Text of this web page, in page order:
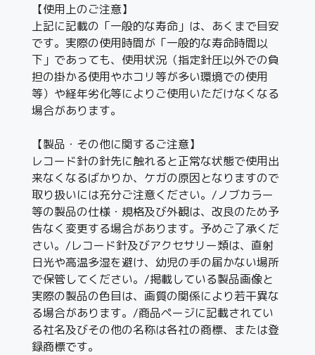
【使用上のご注意】
上記に記載の「一般的な寿命」は、あくまで目安
です。実際の使用時間が「一般的な寿命時間以
下」であっても、使用状況（指定針圧以外での負
担の掛かる使用やホコリ等が多い環境での使用
等）や経年劣化等によりご使用いただけなくなる
場合があります。
【製品・その他に関するご注意】
レコード針の針先に触れると正常な状態で使用出
来なくなるばかりか、ケガの原因となりますので
取り扱いには充分ご注意ください。/ノブカラー
等の製品の仕様・規格及び外観は、改良のため予
告なく変更する場合があります。予めご了承くだ
さい。/レコード針及びアクセサリー類は、直射
日光や高温多湿を避け、幼児の手の届かない場所
で保管してください。/掲載している製品画像と
実際の製品の色目は、画質の関係により若干異な
る場合があります。/商品ページに記載されてい
る社名及びその他の名称は各社の商標、または登
録商標です。